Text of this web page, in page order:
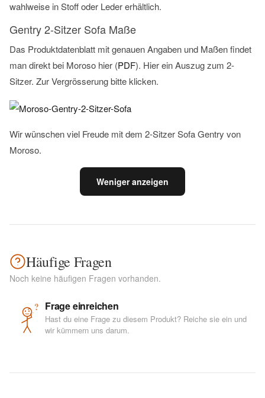
wahlweise in Stoff oder Leder erhältlich.
Gentry 2-Sitzer Sofa Maße
Das Produktdatenblatt mit genauen Angaben und Maßen findet
man direkt bei Moroso hier (PDF). Hier ein Auszug zum 2-
Sitzer. Zur Vergrösserung bitte klicken.
Wir wünschen viel Freude mit dem 2-Sitzer Sofa Gentry von
Moroso.
Weniger anzeigen
Häufige Fragen
Noch keine häufigen Fragen vorhanden.
? Frage einreichen
Hast du eine Frage zu diesem Produkt? Reiche sie ein und
wir kümmern uns darum.